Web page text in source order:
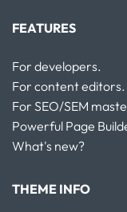
FEATURES
For developers.
For content editors.
For SEO/SEM
Powerful Page
What's new?
THEME INFO